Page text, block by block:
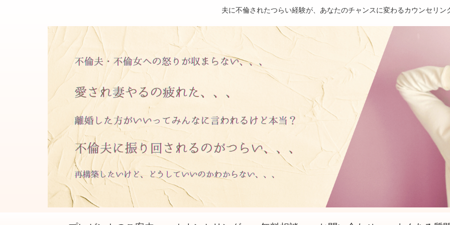
夫に不倫されたつらい経験が、あなたのチャンスに変わるカウンセリン